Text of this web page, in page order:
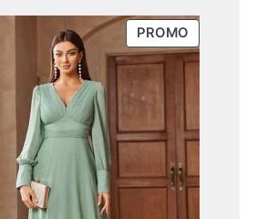
initial
était :
69,99 €.
actuel
est :
55,99 €.
PROMOPRODUIT
EN